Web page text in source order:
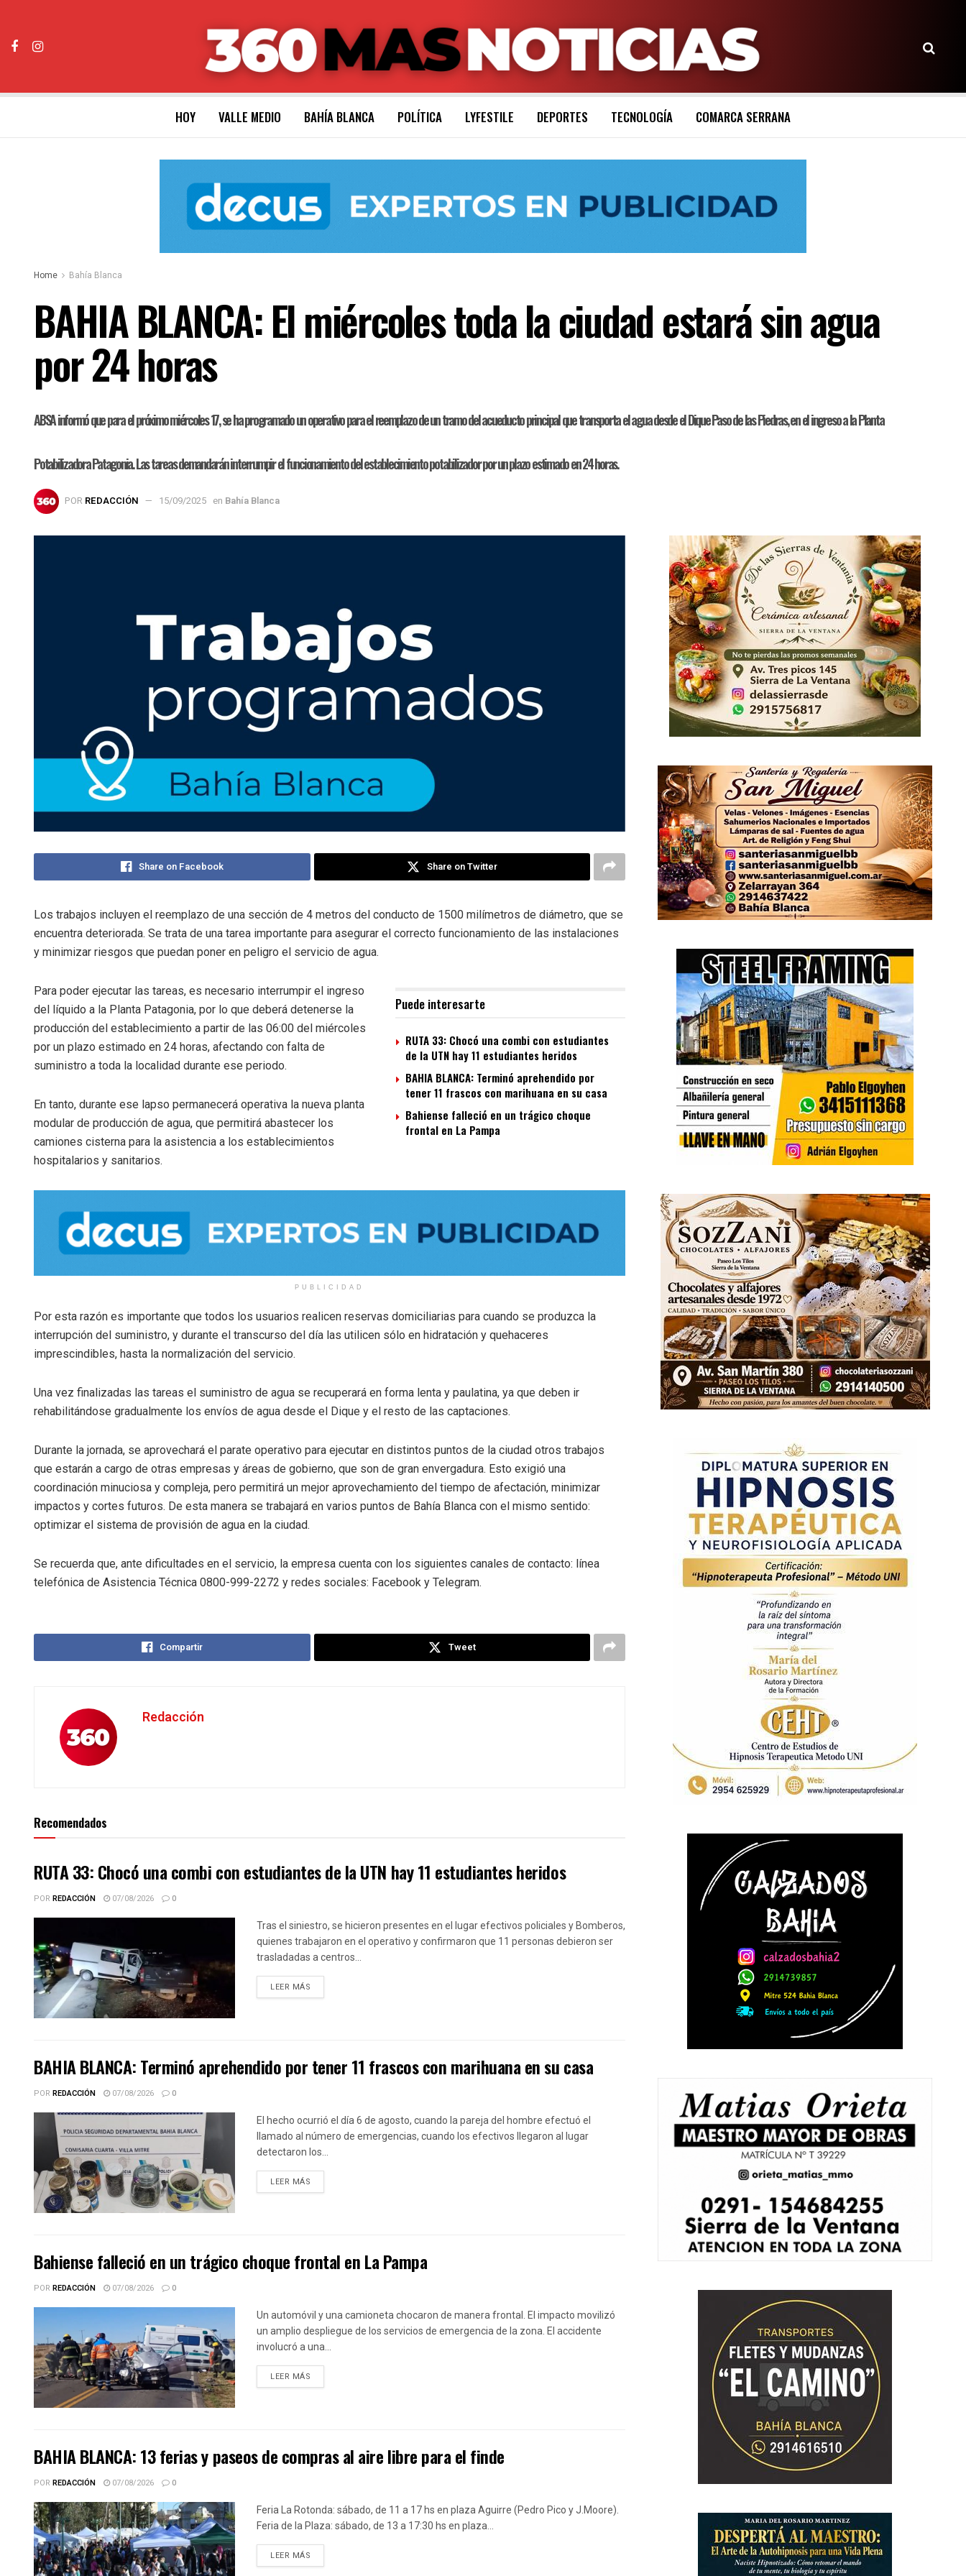
HOY VALLE MEDIO BAHÍA BLANCA POLÍTICA LYFESTILE DEPORTES TECNOLOGÍA COMARCA SERRANA
Home Bahía Blanca
BAHIA BLANCA: El miércoles toda la ciudad estará sin agua
por 24 horas
ABSA informó que para el próximo miércoles 17, se ha programado un operativo para el reemplazo de un tramo del acueducto principal que transporta el agua desde el Dique Paso de las Piedras, en el ingreso a la Planta
Potabilizadora Patagonia. Las tareas demandarán interrumpir el funcionamiento del establecimiento potabilizador por un plazo estimado en 24 horas.
POR REDACCIÓN 15/09/2025 en Bahía Blanca
Share on Facebook Share on Twitter
Los trabajos incluyen el reemplazo de una sección de 4 metros del conducto de 1500 milímetros de diámetro, que se
encuentra deteriorada. Se trata de una tarea importante para asegurar el correcto funcionamiento de las instalaciones
y minimizar riesgos que puedan poner en peligro el servicio de agua.
Puede interesarte
RUTA 33: Chocó una combi con estudiantes
de la UTN hay 11 estudiantes heridos
BAHIA BLANCA: Terminó aprehendido por
tener 11 frascos con marihuana en su casa
Bahiense falleció en un trágico choque
frontal en La Pampa
Para poder ejecutar las tareas, es necesario interrumpir el ingreso
del líquido a la Planta Patagonia, por lo que deberá detenerse la
producción del establecimiento a partir de las 06:00 del miércoles
por un plazo estimado en 24 horas, afectando con falta de
suministro a toda la localidad durante ese periodo.
En tanto, durante ese lapso permanecerá operativa la nueva planta
modular de producción de agua, que permitirá abastecer los
camiones cisterna para la asistencia a los establecimientos
hospitalarios y sanitarios.
PUBLICIDAD
Por esta razón es importante que todos los usuarios realicen reservas domiciliarias para cuando se produzca la
interrupción del suministro, y durante el transcurso del día las utilicen sólo en hidratación y quehaceres
imprescindibles, hasta la normalización del servicio.
Una vez finalizadas las tareas el suministro de agua se recuperará en forma lenta y paulatina, ya que deben ir
rehabilitándose gradualmente los envíos de agua desde el Dique y el resto de las captaciones.
Durante la jornada, se aprovechará el parate operativo para ejecutar en distintos puntos de la ciudad otros trabajos
que estarán a cargo de otras empresas y áreas de gobierno, que son de gran envergadura. Esto exigió una
coordinación minuciosa y compleja, pero permitirá un mejor aprovechamiento del tiempo de afectación, minimizar
impactos y cortes futuros. De esta manera se trabajará en varios puntos de Bahía Blanca con el mismo sentido:
optimizar el sistema de provisión de agua en la ciudad.
Se recuerda que, ante dificultades en el servicio, la empresa cuenta con los siguientes canales de contacto: línea
telefónica de Asistencia Técnica 0800-999-2272 y redes sociales: Facebook y Telegram.
Compartir Tweet
Redacción
Recomendados
RUTA 33: Chocó una combi con estudiantes de la UTN hay 11 estudiantes heridos
POR REDACCIÓN 07/08/2026 0
Tras el siniestro, se hicieron presentes en el lugar efectivos policiales y Bomberos,
quienes trabajaron en el operativo y confirmaron que 11 personas debieron ser
trasladadas a centros...
LEER MÁS
BAHIA BLANCA: Terminó aprehendido por tener 11 frascos con marihuana en su casa
POR REDACCIÓN 07/08/2026 0
El hecho ocurrió el día 6 de agosto, cuando la pareja del hombre efectuó el
llamado al número de emergencias, cuando los efectivos llegaron al lugar
detectaron los...
LEER MÁS
Bahiense falleció en un trágico choque frontal en La Pampa
POR REDACCIÓN 07/08/2026 0
Un automóvil y una camioneta chocaron de manera frontal. El impacto movilizó
un amplio despliegue de los servicios de emergencia de la zona. El accidente
involucró a una...
LEER MÁS
BAHIA BLANCA: 13 ferias y paseos de compras al aire libre para el finde
POR REDACCIÓN 07/08/2026 0
Feria La Rotonda: sábado, de 11 a 17 hs en plaza Aguirre (Pedro Pico y J.Moore).
Feria de la Plaza: sábado, de 13 a 17:30 hs en plaza...
LEER MÁS